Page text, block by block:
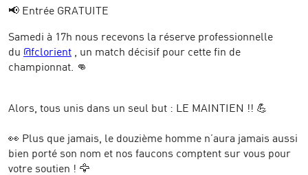
📢 Entrée GRATUITE
Samedi à 17h nous recevons la réserve professionnelle
du @fclorient , un match décisif pour cette fin de
championnat. 👊
Alors, tous unis dans un seul but : LE MAINTIEN !! 💪
👀 Plus que jamais, le douzième homme n’aura jamais aussi
bien porté son nom et nos faucons comptent sur vous pour
votre soutien ! 🦅